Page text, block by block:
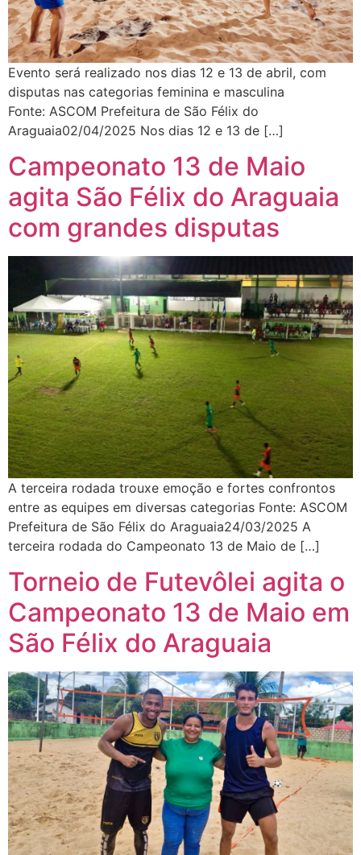
Evento será realizado nos dias 12 e 13 de abril, com
disputas nas categorias feminina e masculina
Fonte: ASCOM Prefeitura de São Félix do
Araguaia02/04/2025 Nos dias 12 e 13 de […]
Campeonato 13 de Maio
agita São Félix do Araguaia
com grandes disputas
A terceira rodada trouxe emoção e fortes confrontos
entre as equipes em diversas categorias Fonte: ASCOM
Prefeitura de São Félix do Araguaia24/03/2025 A
terceira rodada do Campeonato 13 de Maio de […]
Torneio de Futevôlei agita o
Campeonato 13 de Maio em
São Félix do Araguaia